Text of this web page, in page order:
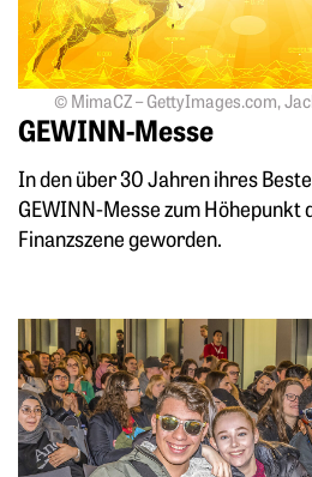
© MimaCZ – GettyImages.com,
GEWINN-Messe
In den über 30 Jahren ihres
GEWINN-Messe zum Höhepunkt
Finanzszene geworden.
Mehr zu: GEWINN InfoDay